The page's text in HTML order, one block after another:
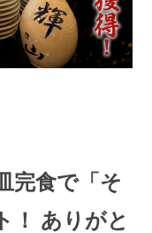
完食で「そ
！ ありがと